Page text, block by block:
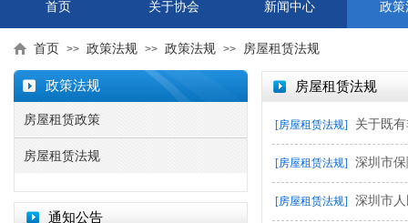
首页 关于协会 新闻中心 政策
房屋租赁政策
房屋租赁法规
通知公告
首页 >> 政策法规 >> 政策法规 >> 房屋租赁法规
政策法规 房屋租赁法规
[房屋租赁法规] 关于既
[房屋租赁法规] 深圳市
[房屋租赁法规] 深圳市